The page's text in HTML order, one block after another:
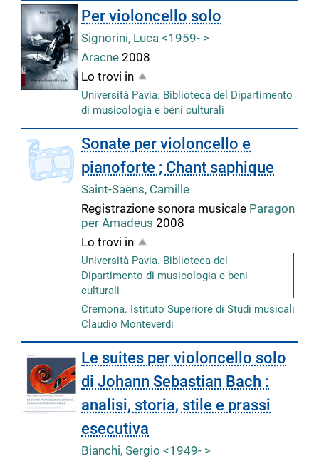
Per violoncello solo
Signorini, Luca <1959- >
Aracne2008
Lo trovi in
Università Pavia. Biblioteca del Dipartimento
di musicologia e beni culturali
copertina
Sonate per violoncello e
pianoforte ; Chant saphique
Saint-Saëns, Camille
Registrazione sonora musicale Paragon
per Amadeus2008
Lo trovi in
Università Pavia. Biblioteca del
Dipartimento di musicologia e beni
culturali
Cremona. Istituto Superiore di Studi musicali
Claudio Monteverdi
Le suites per violoncello solo
di Johann Sebastian Bach :
analisi, storia, stile e prassi
esecutiva
Bianchi, Sergio <1949- >